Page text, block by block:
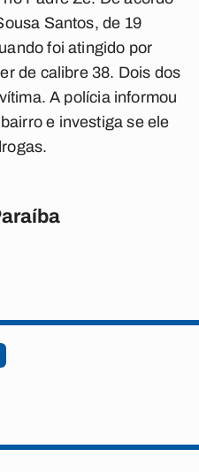
Santos, de 19
foi atingido por
de calibre 38. Dois dos
A polícia informou
e investiga se ele